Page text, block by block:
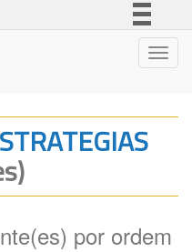
Legislação
por ordem